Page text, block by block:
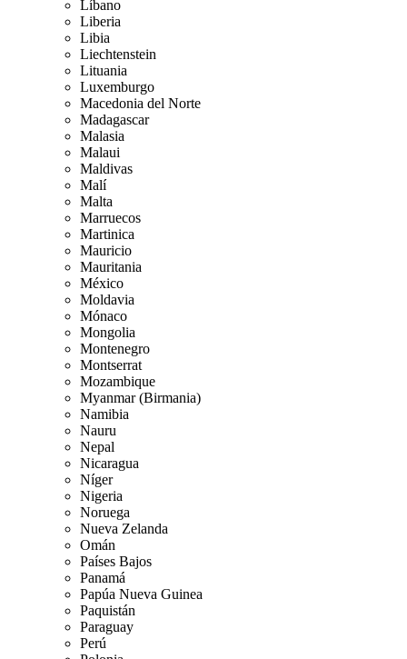
Líbano
Liberia
Libia
Liechtenstein
Lituania
Luxemburgo
Macedonia del Norte
Madagascar
Malasia
Malaui
Maldivas
Malí
Malta
Marruecos
Martinica
Mauricio
Mauritania
México
Moldavia
Mónaco
Mongolia
Montenegro
Montserrat
Mozambique
Myanmar (Birmania)
Namibia
Nauru
Nepal
Nicaragua
Níger
Nigeria
Noruega
Nueva Zelanda
Omán
Países Bajos
Panamá
Papúa Nueva Guinea
Paquistán
Paraguay
Perú